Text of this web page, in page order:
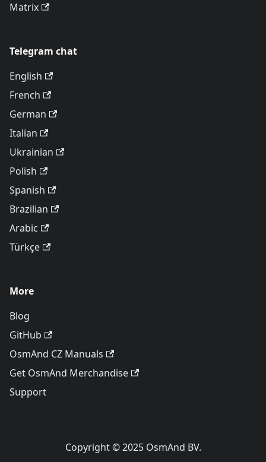
Matrix
Telegram chat
English
French
German
Italian
Ukrainian
Polish
Spanish
Brazilian
Arabic
Türkçe
More
Blog
GitHub
OsmAnd CZ Manuals
Get OsmAnd Merchandise
Support
Copyright © 2025 OsmAnd BV.